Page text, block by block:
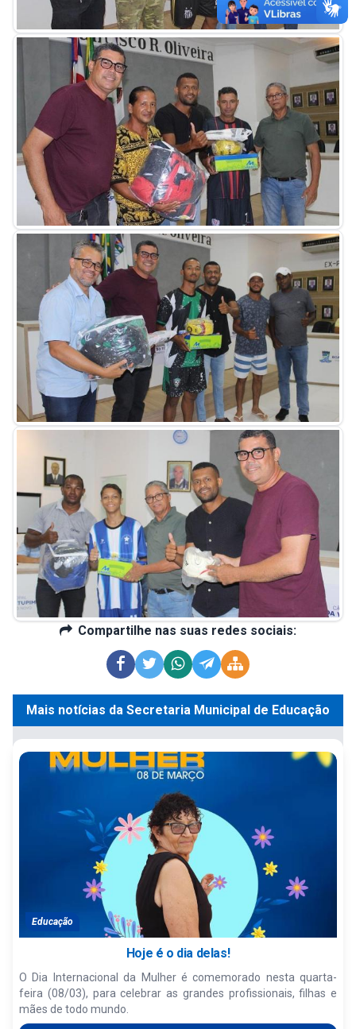
Compartilhe nas suas redes sociais:
Mais notícias da Secretaria Municipal de Educação
Educação
Hoje é o dia delas!
O Dia Internacional da Mulher é comemorado nesta quarta-
feira (08/03), para celebrar as grandes profissionais, filhas e
mães de todo mundo.